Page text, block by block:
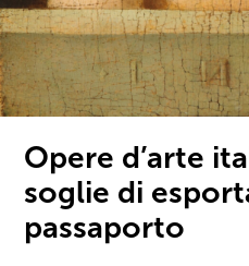
Opere d’arte
soglie di
passaporto